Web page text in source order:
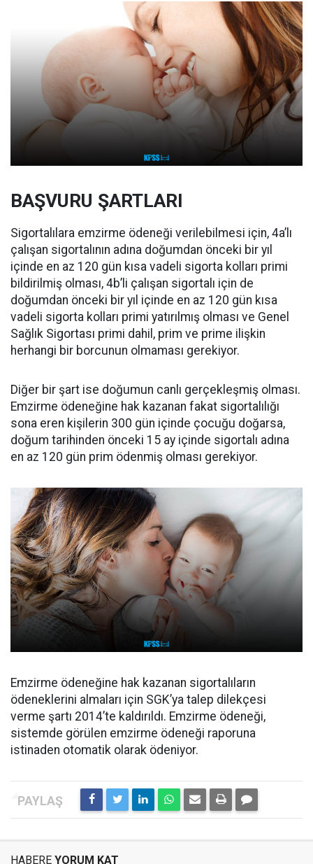
BAŞVURU ŞARTLARI
Sigortalılara emzirme ödeneği verilebilmesi için, 4a’lı
çalışan sigortalının adına doğumdan önceki bir yıl
içinde en az 120 gün kısa vadeli sigorta kolları primi
bildirilmiş olması, 4b’li çalışan sigortalı için de
doğumdan önceki bir yıl içinde en az 120 gün kısa
vadeli sigorta kolları primi yatırılmış olması ve Genel
Sağlık Sigortası primi dahil, prim ve prime ilişkin
herhangi bir borcunun olmaması gerekiyor.
Diğer bir şart ise doğumun canlı gerçekleşmiş olması.
Emzirme ödeneğine hak kazanan fakat sigortalılığı
sona eren kişilerin 300 gün içinde çocuğu doğarsa,
doğum tarihinden önceki 15 ay içinde sigortalı adına
en az 120 gün prim ödenmiş olması gerekiyor.
Emzirme ödeneğine hak kazanan sigortalıların
ödeneklerini almaları için SGK’ya talep dilekçesi
verme şartı 2014’te kaldırıldı. Emzirme ödeneği,
sistemde görülen emzirme ödeneği raporuna
istinaden otomatik olarak ödeniyor.
HABERE YORUM KAT